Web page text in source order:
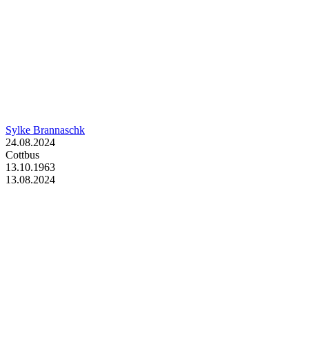
Sylke Brannaschk
24.08.2024
Cottbus
13.10.1963
13.08.2024